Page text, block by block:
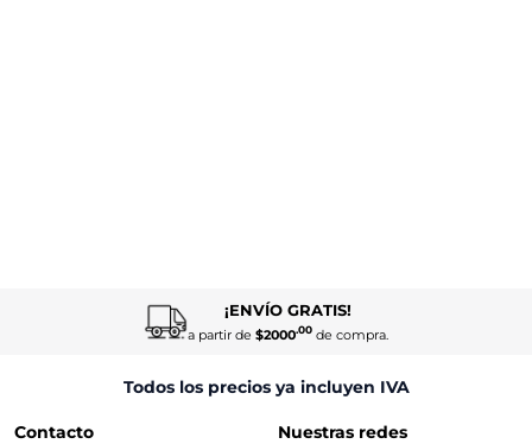
¡ENVÍO GRATIS!
a partir de $2000.00de compra.
Todos los precios ya incluyen IVA
Contacto Nuestras redes